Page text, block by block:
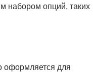
набором опций, таких
оформляется для